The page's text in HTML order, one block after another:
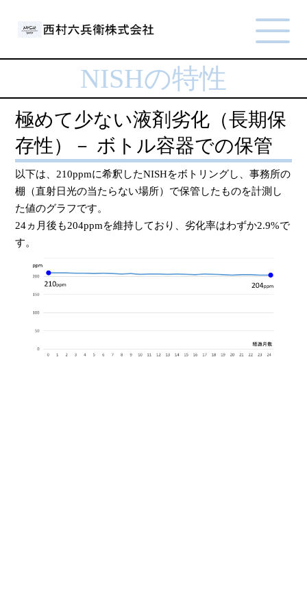
NISHの特性
極めて少ない液剤劣化（長期保
存性）－ ボトル容器での保管
以下は、210ppmに希釈したNISHをボトリングし、事務所の
棚（直射日光の当たらない場所）で保管したものを計測し
た値のグラフです。
24ヵ月後も204ppmを維持しており、劣化率はわずか2.9%で
す。